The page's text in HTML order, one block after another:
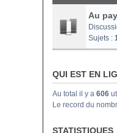
Au
Sujets :
QUI EST EN
Au total il y a 606
Le record du
STATISTIQUES